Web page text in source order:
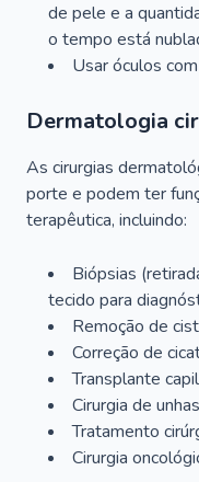
de pele e a
o tempo está
Usar óculos
Dermatologia
As cirurgias
porte e podem ter
terapêutica, incluindo:
Biópsias
tecido para
Remoção de
Correção de
Transplante
Cirurgia de
Tratamento
Cirurgia